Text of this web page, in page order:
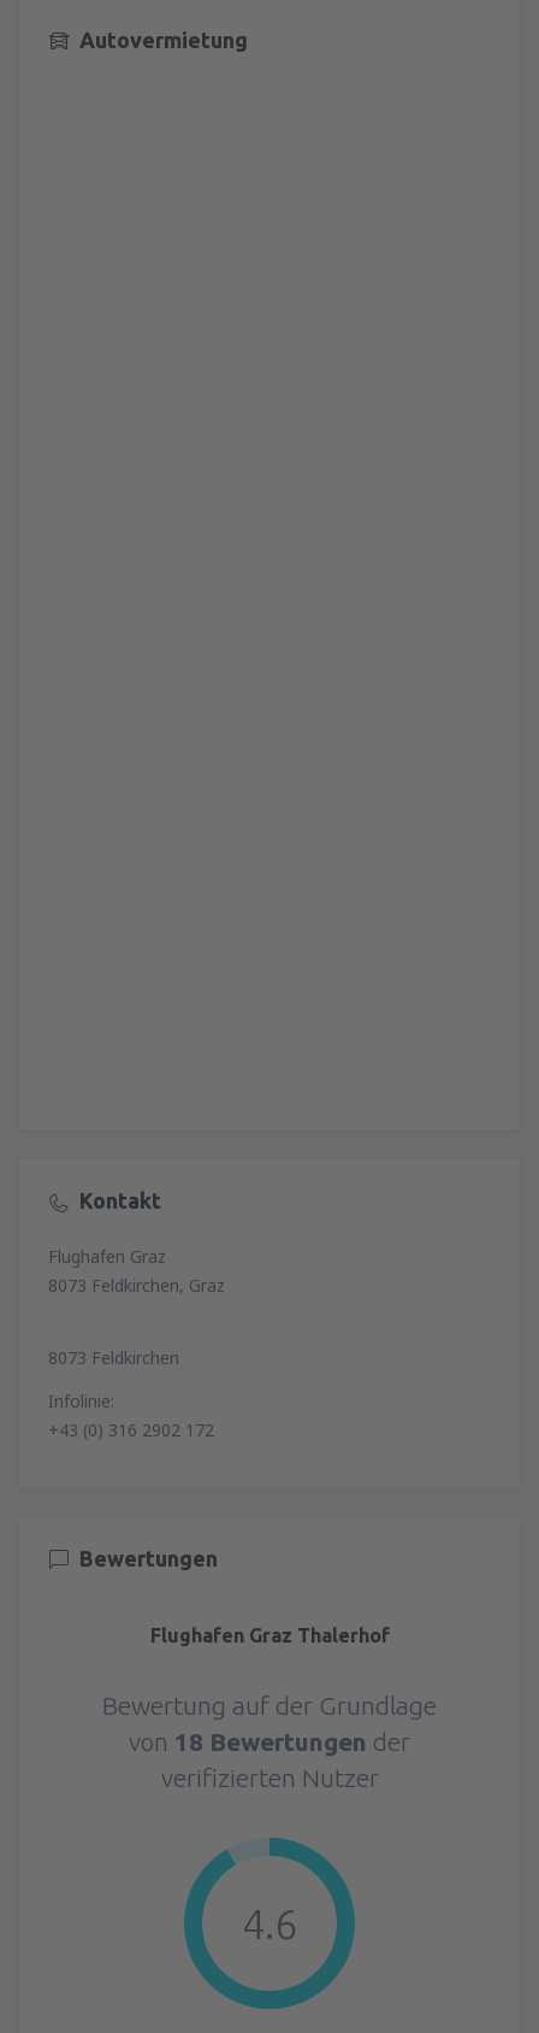
Autovermietung
Kontakt
Flughafen Graz
8073 Feldkirchen, Graz
8073 Feldkirchen
Infolinie:
+43 (0) 316 2902 172
Bewertungen
Flughafen Graz Thalerhof
Bewertung auf der Grundlage
von 18 Bewertungen der
verifizierten Nutzer
4.6